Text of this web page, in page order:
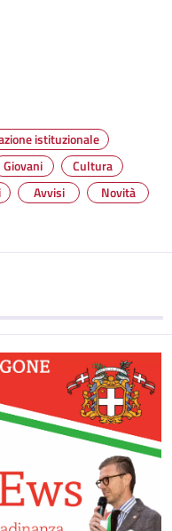
istituzionale
Giovani
Cultura
Avvisi Novità